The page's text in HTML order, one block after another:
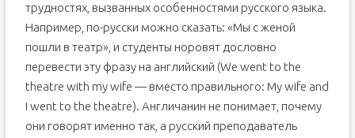
трудностях, вызванных особенностями русского языка.
Например, по-русски можно сказать: «Мы с женой
пошли в театр», и студенты норовят дословно
перевести эту фразу на английский (We went to the
theatre with my wife — вместо правильного: My wife and
I went to the theatre). Англичанин не понимает, почему
они говорят именно так, а русский преподаватель